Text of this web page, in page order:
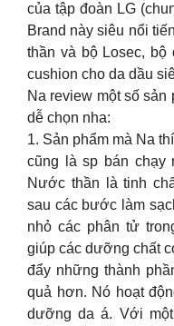
của tập đoàn LG
Brand này siêu nổi
thần và bộ Losec, bộ
cushion cho da dầu
Na review một số sản
dễ chọn nha:
1. Sản phẩm mà Na
cũng là sp bán chạy
Nước thần là tinh
sau các bước làm
nhỏ các phân tử
giúp các dưỡng chất
đẩy những thành
quả hơn. Nó hoạt
dưỡng da á. Với